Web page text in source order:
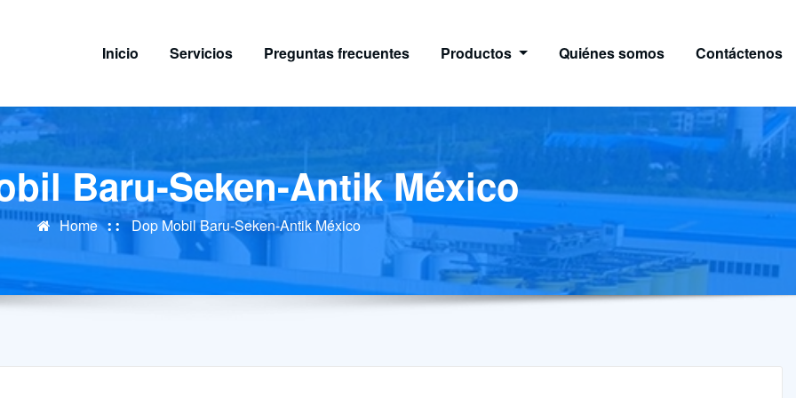
Inicio Servicios Preguntas frecuentes Productos Quiénes somos Contáctenos
Baru-Seken-Antik México
Home Dop Mobil Baru-Seken-Antik México